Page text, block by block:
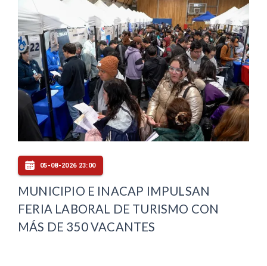
05-08-2026 23:00
MUNICIPIO E INACAP IMPULSAN
FERIA LABORAL DE TURISMO CON
MÁS DE 350 VACANTES